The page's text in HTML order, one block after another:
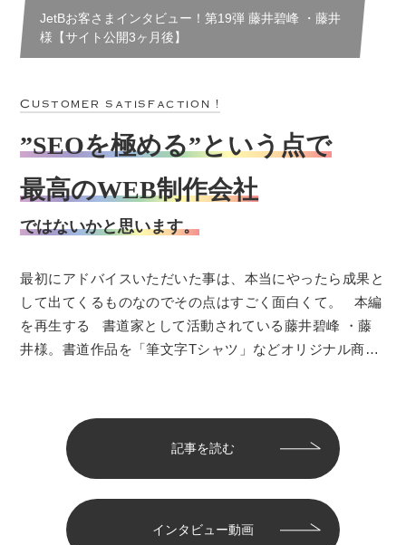
Customer satisfaction !
”SEOを極める”という点で
最高のWEB制作会社
ではないかと思います。
最初にアドバイスいただいた事は、本当にやったら成果と
して出てくるものなのでその点はすごく面白くて。 本編
を再生する 書道家として活動されている藤井碧峰 ・藤
井様。書道作品を「筆文字Tシャツ」などオリジナル商品
記事を読む
インタビュー動画
JetBお客さまインタビュー！第19弾 藤井碧峰 ・藤井
様【サイト公開3ヶ月後】